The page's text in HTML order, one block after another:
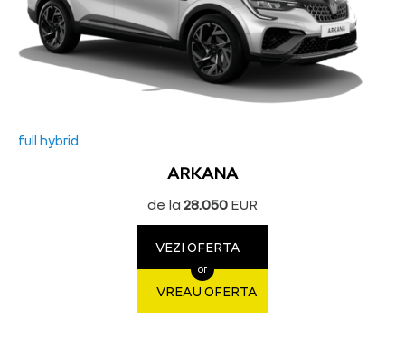
full hybrid
ARKANA
de la 28.050 EUR
VEZI OFERTA
or
VREAU OFERTA